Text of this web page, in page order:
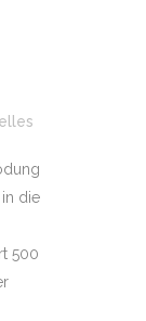
die
500